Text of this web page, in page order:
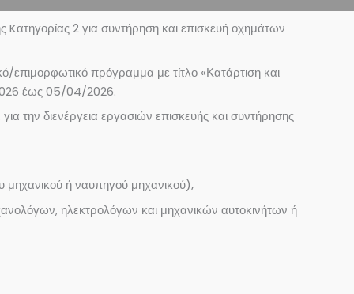
2 για συντήρηση και επισκευή οχημάτων
πρόγραμμα με τίτλο «Κατάρτιση και
έως 05/04/2026.
την διενέργεια εργασιών επισκευής και συντήρησης
μηχανικού ή ναυπηγού μηχανικού),
ηλεκτρολόγων και μηχανικών αυτοκινήτων ή